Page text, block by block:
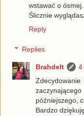
wstawać o
Ślicznie
Reply
Replies
Brahdelt
4
późniejszego,
Bardzo